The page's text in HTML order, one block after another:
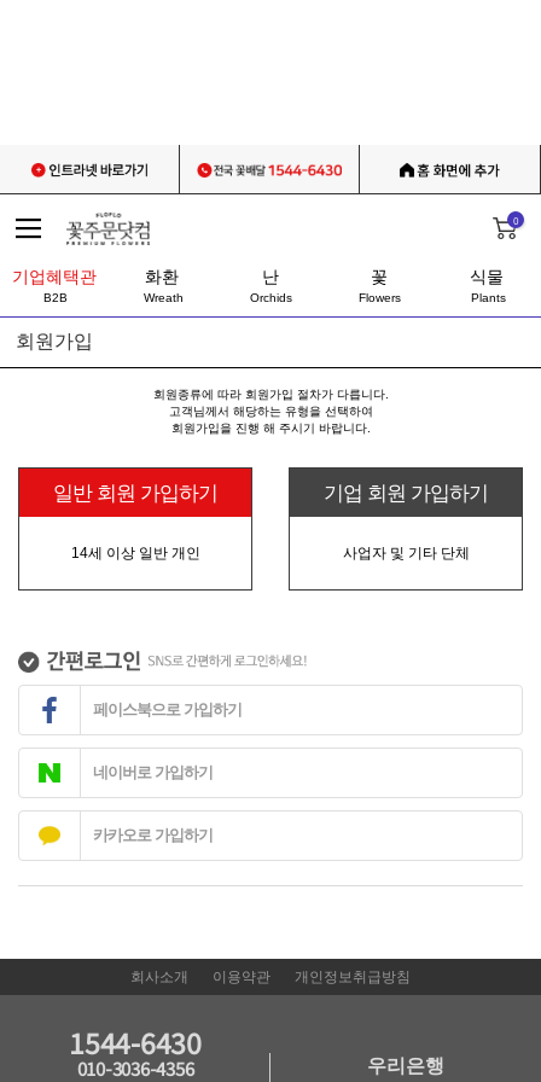
0
기업혜택관
B2B
화환
Wreath
난
Orchids
꽃
Flowers
식물
Plants
회원가입
회원종류에 따라 회원가입 절차가 다릅니다.
고객님께서 해당하는 유형을 선택하여
회원가입을 진행 해 주시기 바랍니다.
일반 회원 가입하기
14세 이상 일반 개인
기업 회원 가입하기
사업자 및 기타 단체
페이스북으로 가입하기
네이버로 가입하기
카카오로 가입하기
회사소개 이용약관 개인정보취급방침
1544-6430
010-3036-4356 우리은행